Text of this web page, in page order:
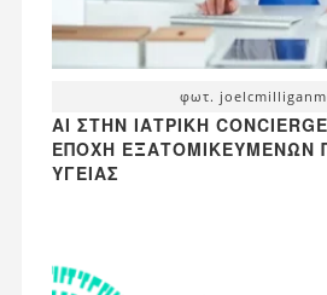
φωτ.
AI ΣΤΗΝ ΙΑΤΡΙΚΉ
ΕΠΟΧΉ ΕΞΑΤΟΜΙΚΕΥΜΈΝΩΝ
ΥΓΕΊΑΣ